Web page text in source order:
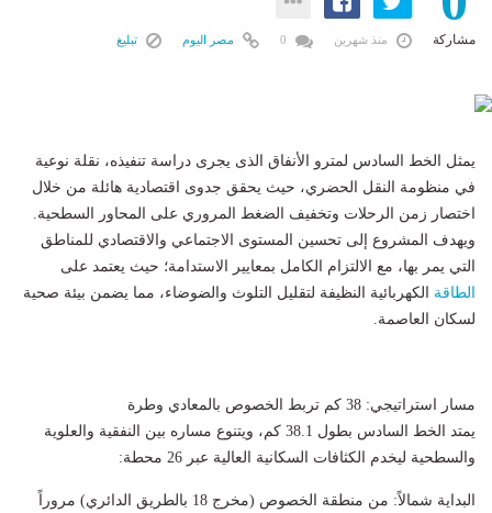
مشاركة منذ شهرين مصر اليوم تبليغ
يمثل الخط السادس لمترو الأنفاق الذى يجرى دراسة تنفيذه، نقلة نوعية
في منظومة النقل الحضري، حيث يحقق جدوى اقتصادية هائلة من خلال
اختصار زمن الرحلات وتخفيف الضغط المروري على المحاور السطحية.
ويهدف المشروع إلى تحسين المستوى الاجتماعي والاقتصادي للمناطق
التي يمر بها، مع الالتزام الكامل بمعايير الاستدامة؛ حيث يعتمد على
الطاقة الكهربائية النظيفة لتقليل التلوث والضوضاء، مما يضمن بيئة صحية
لسكان العاصمة.
مسار استراتيجي: 38 كم تربط الخصوص بالمعادي وطرة
يمتد الخط السادس بطول 38.1 كم، ويتنوع مساره بين النفقية والعلوية
والسطحية ليخدم الكثافات السكانية العالية عبر 26 محطة:
البداية شمالاً: من منطقة الخصوص (مخرج 18 بالطريق الدائري) مروراً